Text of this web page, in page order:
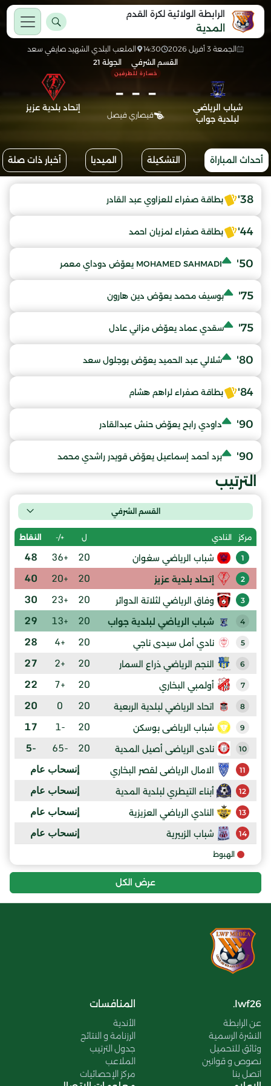
الرابطة الولائية لكرة القدم
المدية
الجمعة 3 أفريل 2026 14:30
الملعب البلدي الشهيد صايفي سعد
القسم الشرفي
الجولة 21
شباب الرياضي
لبلدية جواب
-
-
-
خسارة للطرفين
قيصاري فيصل
إتحاد بلدية عزيز
أحداث المباراة التشكيلة الميديا أخبار ذات صلة
38' بطاقة صفراء للعزاوي عبد القادر
44' بطاقة صفراء لمزيان احمد
50' MOHAMED SAHMADI يعوّض دوداي معمر
75' بوسيف محمد يعوّض دين هارون
75' سقدي عماد يعوّض مزاني عادل
80' شلالي عبد الحميد يعوّض بوجلول سعد
84' بطاقة صفراء لراهم هشام
90' داودي رابح يعوّض حنش عبدالقادر
90' برد أحمد إسماعيل يعوّض قويدر راشدي محمد
الترتيب
القسم الشرفي
مركز النادي ل +/- النقاط
1 شباب الرياضي سغوان 20
+36
48
2 إتحاد بلدية عزيز 20
+20
40
3 وفاق الرياضي لثلاتة الدوائر 20
+23
30
4 شباب الرياضي لبلدية جواب 20
+13
29
5 نادي أمل سيدى ناجي 20
+4
28
6 النجم الرياضي ذراع السمار 20
+2
27
7 أولمبي البخاري 20
+7
22
8 اتحاد الرياضي لبلدية الربعية 20
0
20
9 شباب الرياضى بوسكن 20
-1
17
10 نادى الرياضى أصيل المدية 20
-65
-5
11 الامال الرياضى لقصر البخاري إنسحاب عام
12 أبناء التيطري لبلدية المدية إنسحاب عام
13 النادي الرياضي العزيزية إنسحاب عام
14 شباب الزبيرية إنسحاب عام
الهبوط
عرض الكل
lwf26.
عن الرابطة
النشرة الرسمية
وثائق للتحميل
نصوص و قوانين
اتصل بنا
المنافسات
الأندية
الرزنامة و النتائج
جدول الترتيب
الملاعب
مركز الإحصائيات